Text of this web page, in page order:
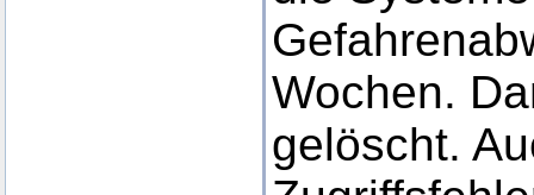
Wochen.
gelöscht.